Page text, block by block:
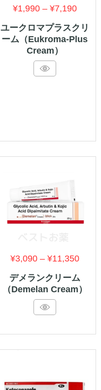
ユークロマプラスクリ
ーム（Eukroma-Plus
Cream）
¥1,990 –¥7,190価
格
帯:
デメランクリーム
（Demelan Cream）
¥3,090 –¥11,350価
帯: